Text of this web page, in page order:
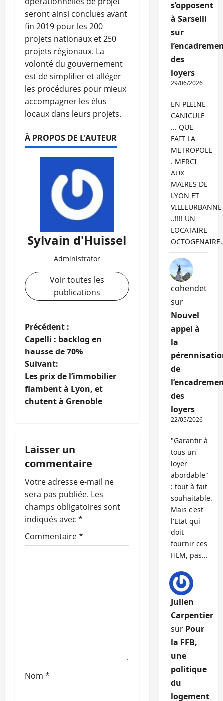
seront ainsi conclues avant
fin 2019 pour les 200
projets nationaux et 250
projets régionaux. La
volonté du gouvernement
est de simplifier et alléger
les procédures pour mieux
accompagner les élus
locaux dans leurs projets.
À PROPOS DE L'AUTEUR
Sylvain d'Huissel
Administrator
Voir toutes les
publications
N
a
v
i
t
i
o
n
d
c
l
Précédent :
Capelli : backlog en
hausse de 70%
Suivant:
Les prix de l’immobilier
flambent à Lyon, et
chutent à Grenoble
Laisser un
commentaire
Votre adresse e-mail ne
sera pas publiée. Les
champs obligatoires sont
indiqués avec *
Commentaire*
Nom *
s’opposent
à Sarselli
sur
des
loyers
29/06/2026
EN PLEINE
CANICULE
... QUE
FAIT LA
METROPOLE
. MERCI
AUX
MAIRES DE
LYON ET
VILLEURBANNE
..!!!! UN
LOCATAIRE
cohendet
sur
Nouvel
appel à
la
de
des
loyers
22/05/2026
"Garantir à
tous un
loyer
abordable"
: tout à fait
souhaitable.
Mais c'est
l'Etat qui
doit
fournir ces
HLM, pas…
Julien
Carpentier
sur Pour
la FFB,
une
politique
du
logement